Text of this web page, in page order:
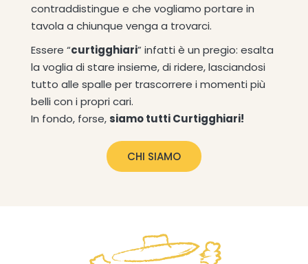
contraddistingue e che vogliamo portare in
tavola a chiunque venga a trovarci.
Essere “curtigghiari” infatti è un pregio: esalta
la voglia di stare insieme, di ridere, lasciandosi
tutto alle spalle per trascorrere i momenti più
belli con i propri cari.
In fondo, forse,siamo tutti Curtigghiari!
CHI SIAMO